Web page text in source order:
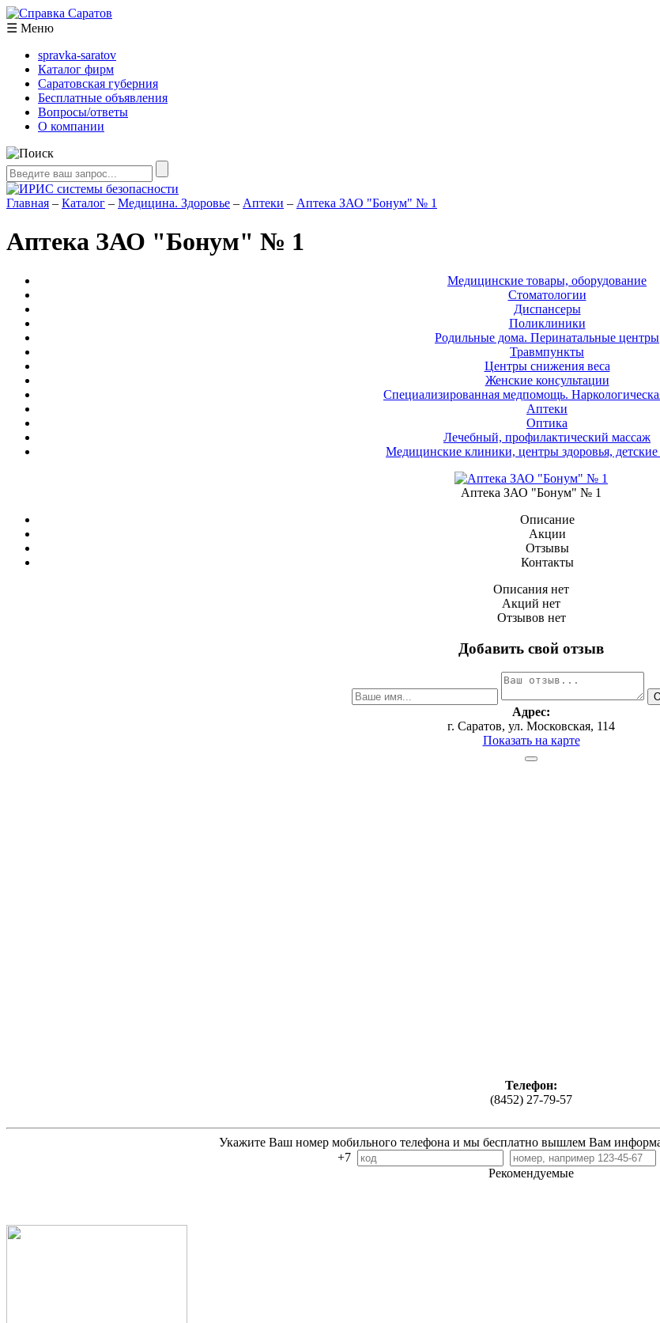
☰ Меню
spravka-saratov
Каталог фирм
Саратовская губерния
Бесплатные объявления
Вопросы/ответы
О компании
Главная – Каталог – Медицина. Здоровье – Аптеки – Аптека ЗАО "Бонум" № 1
Аптека ЗАО "Бонум" № 1
Медицинские товары, оборудование
Стоматологии
Диспансеры
Поликлиники
Родильные дома. Перинатальные центры
Травмпункты
Центры снижения веса
Женские консультации
Специализированная медпомощь.
Аптеки
Оптика
Лечебный, профилактический массаж
Медицинские клиники, центры здоровья,
Аптека ЗАО "Бонум" № 1
Описание
Акции
Отзывы
Контакты
Описания нет
Акций нет
Отзывов нет
Добавить свой отзыв
Адрес:
г. Саратов, ул. Московская, 114
Показать на карте
Телефон:
(8452) 27-79-57
Укажите Ваш номер мобильного телефона и мы бесплатно вышлем Вам
+7
Рекомендуемые